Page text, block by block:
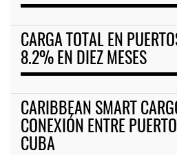
CARGA TOTAL EN
8.2% EN DIEZ MESES
CARIBBEAN SMART
CONEXIÓN ENTRE
CUBA